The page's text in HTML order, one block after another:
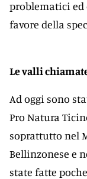
problematici ed
favore della
Le valli
Ad oggi sono
Pro Natura
soprattutto nel
Bellinzonese e
state fatte